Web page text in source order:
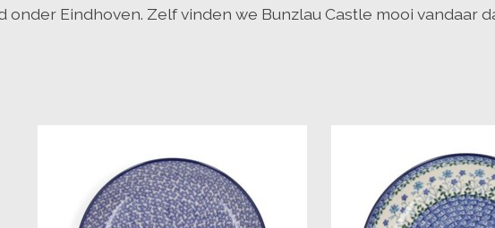
onder Eindhoven. Zelf vinden we Bunzlau Castle mooi vandaar